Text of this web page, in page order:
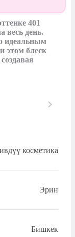
401
весь день.
идеальным
этом блеск
косметика
Эрин
Бишкек